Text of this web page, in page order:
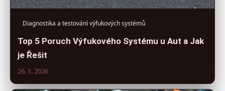
Diagnostika a testování výfukových systémů
Top 5 Poruch Výfukového Systému u Aut a Jak
je Řešit
26. 1. 2026